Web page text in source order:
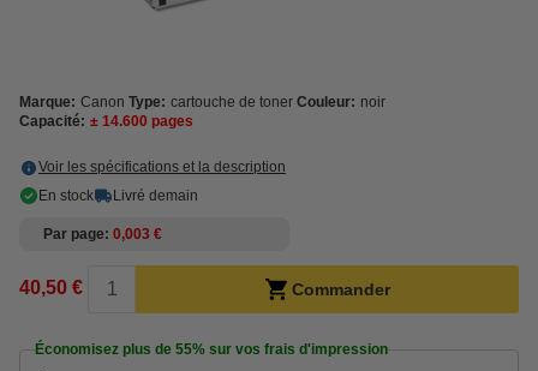
Marque: Canon Type: cartouche de toner Couleur: noir
Capacité: ± 14.600 pages
Voir les spécifications et la description
En stock
Livré demain
Par page 0,003 €
40,50 € Commander
Économisez plus de 55% sur vos frais d'impression